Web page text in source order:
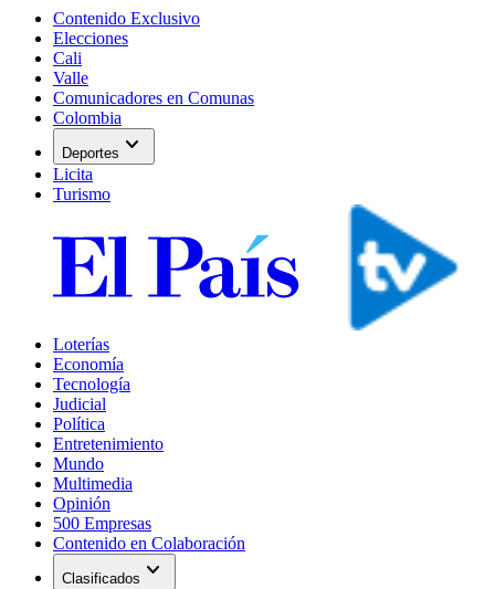
Contenido Exclusivo
Elecciones
Cali
Valle
Comunicadores en Comunas
Colombia
Deportes expand_more
Licita
Turismo
Loterías
Economía
Tecnología
Judicial
Política
Entretenimiento
Mundo
Multimedia
Opinión
500 Empresas
Contenido en Colaboración
Clasificados expand_more